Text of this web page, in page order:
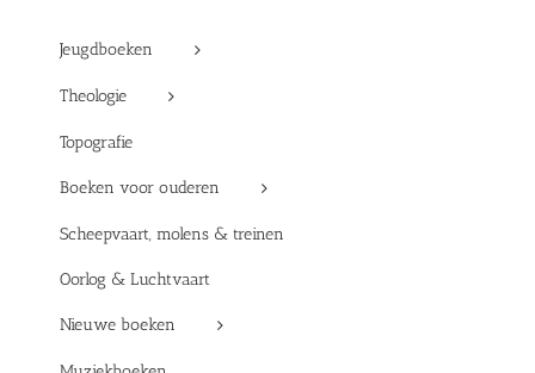
Jeugdboeken
Theologie
Topografie
Boeken voor ouderen
Scheepvaart, molens & treinen
Oorlog & Luchtvaart
Nieuwe boeken